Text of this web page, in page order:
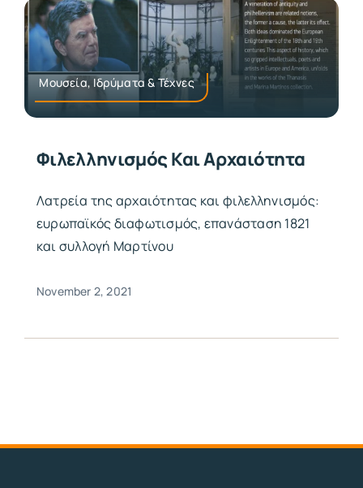
Μουσεία, Ιδρύματα & Τέχνες
Φιλελληνισμός Και Αρχαιότητα
Λατρεία της αρχαιότητας και φιλελληνισμός:
ευρωπαϊκός διαφωτισμός, επανάσταση 1821
και συλλογή Μαρτίνου
November 2, 2021